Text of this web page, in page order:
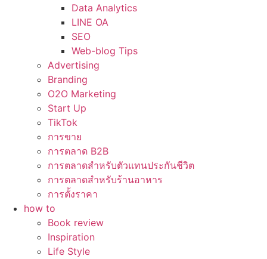
Data Analytics
LINE OA
SEO
Web-blog Tips
Advertising
Branding
O2O Marketing
Start Up
TikTok
การขาย
การตลาด B2B
การตลาดสำหรับตัวแทนประกันชีวิต
การตลาดสำหรับร้านอาหาร
การตั้งราคา
how to
Book review
Inspiration
Life Style